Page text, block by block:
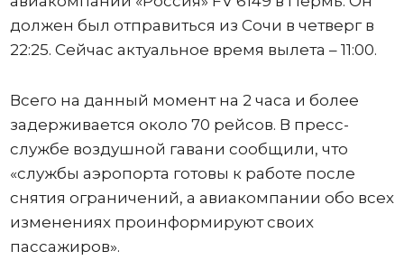
должен был отправиться из Сочи в четверг в
22:25. Сейчас актуальное время вылета – 11:00.
Всего на данный момент на 2 часа и более
задерживается около 70 рейсов. В пресс-
службе воздушной гавани сообщили, что
«службы аэропорта готовы к работе после
снятия ограничений, а авиакомпании обо всех
изменениях проинформируют своих
пассажиров».